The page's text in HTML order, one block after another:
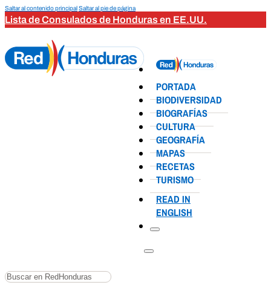
Saltar al contenido principalSaltar al pie de página
Lista de Consulados de Honduras en EE.UU.
PORTADA
BIODIVERSIDAD
BIOGRAFÍAS
CULTURA
GEOGRAFÍA
MAPAS
RECETAS
TURISMO
READ IN
ENGLISH
Buscar